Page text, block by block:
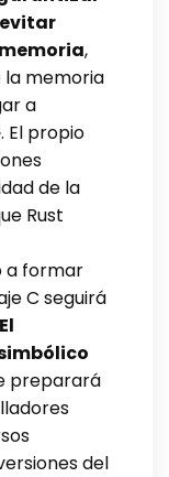
,
la memoria
a
El propio
de la
Rust
a formar
C seguirá
El
preparará
del